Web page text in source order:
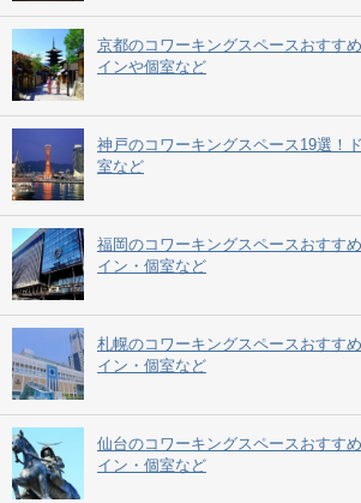
京都のコワーキングスペースおすす
インや個室など
神戸のコワーキングスペース19選！
室など
福岡のコワーキングスペースおすす
イン・個室など
札幌のコワーキングスペースおすす
イン・個室など
仙台のコワーキングスペースおすす
イン・個室など